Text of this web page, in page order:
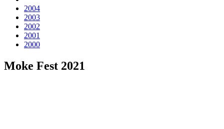
2004
2003
2002
2001
2000
Moke Fest 2021